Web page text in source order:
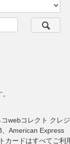
American Express
カードはすべてご利